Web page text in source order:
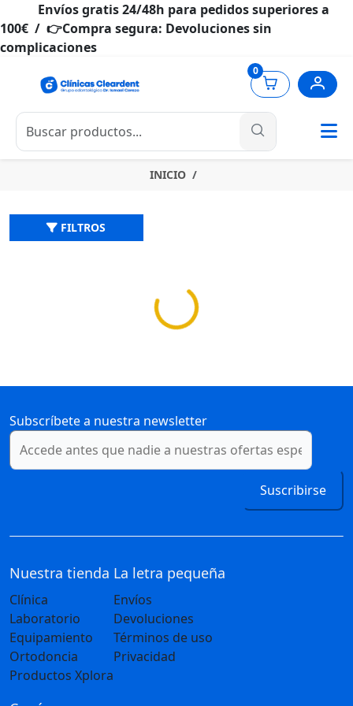
Envíos gratis 24/48h para pedidos superiores a
100€ / 👉Compra segura: Devoluciones sin
complicaciones
0
INICIO
FILTROS
Subscríbete a nuestra newsletter
Suscribirse
Nuestra tienda
Clínica
Laboratorio
Equipamiento
Ortodoncia
Productos Xplora
La letra pequeña
Envíos
Devoluciones
Términos de uso
Privacidad